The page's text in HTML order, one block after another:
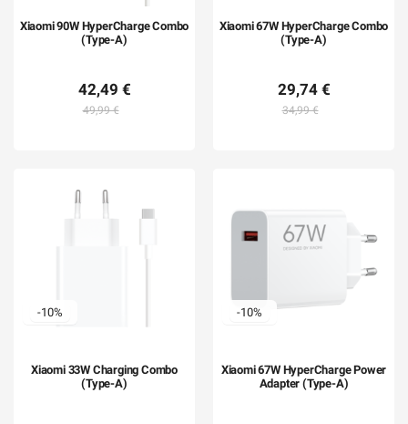
Xiaomi 90W HyperCharge Combo
(Type-A)
42,49 €
49,99 €
Xiaomi 67W HyperCharge Combo
(Type-A)
29,74 €
34,99 €
-10%
Xiaomi 33W Charging Combo
(Type-A)
-10%
Xiaomi 67W HyperCharge Power
Adapter (Type-A)